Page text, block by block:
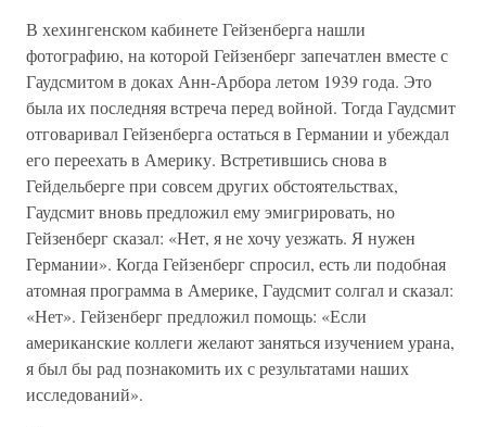
В хехингенском кабинете Гейзенберга нашли
фотографию, на которой Гейзенберг запечатлен вместе с
Гаудсмитом в доках Анн-Арбора летом 1939 года. Это
была их последняя встреча перед войной. Тогда Гаудсмит
отговаривал Гейзенберга остаться в Германии и убеждал
его переехать в Америку. Встретившись снова в
Гейдельберге при совсем других обстоятельствах,
Гаудсмит вновь предложил ему эмигрировать, но
Гейзенберг сказал: «Нет, я не хочу уезжать. Я нужен
Германии». Когда Гейзенберг спросил, есть ли подобная
атомная программа в Америке, Гаудсмит солгал и сказал:
«Нет». Гейзенберг предложил помощь: «Если
американские коллеги желают заняться изучением урана,
я был бы рад познакомить их с результатами наших
исследований».